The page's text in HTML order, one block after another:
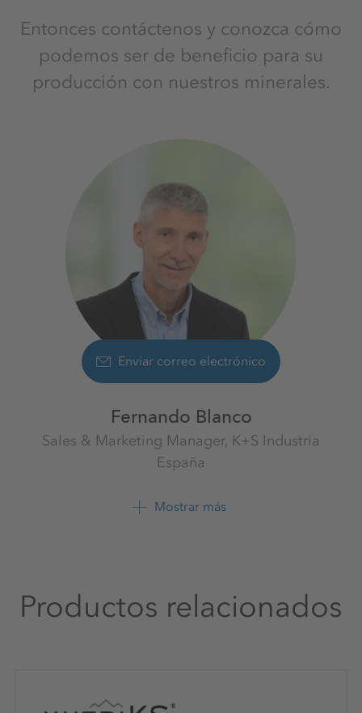
Entonces contáctenos y conozca cómo
podemos ser de beneficio para su
producción con nuestros minerales.
Enviar correo electrónico
Fernando Blanco
Sales & Marketing Manager, K+S Industria
España
Sales & Marketing Spain K+S Minerals Spain S.L.
Mostrar más
Productos relacionados